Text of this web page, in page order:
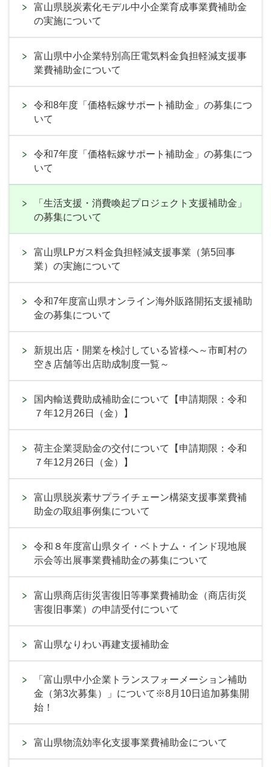
富山県脱炭素化モデル中小企業育成事業費補助金
の実施について
富山県中小企業特別高圧電気料金負担軽減支援事
業費補助金について
令和8年度「価格転嫁サポート補助金」の募集につ
いて
令和7年度「価格転嫁サポート補助金」の募集につ
いて
「生活支援・消費喚起プロジェクト支援補助金」
の募集について
富山県LPガス料金負担軽減支援事業（第5回事
業）の実施について
令和7年度富山県オンライン海外販路開拓支援補助
金の募集について
新規出店・開業を検討している皆様へ～市町村の
空き店舗等出店助成制度一覧～
国内輸送費助成補助金について【申請期限：令和
７年12月26日（金）】
荷主企業奨励金の交付について【申請期限：令和
７年12月26日（金）】
富山県脱炭素サプライチェーン構築支援事業費補
助金の取組事例集について
令和８年度富山県タイ・ベトナム・インド現地展
示会等出展事業費補助金の募集について
富山県商店街災害復旧等事業費補助金（商店街災
害復旧事業）の申請受付について
富山県なりわい再建支援補助金
「富山県中小企業トランスフォーメーション補助
金（第3次募集）」について※8月10日追加募集開
始！
富山県物流効率化支援事業費補助金について